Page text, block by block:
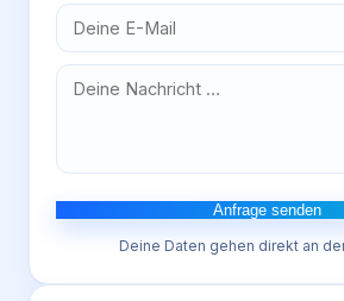
Anfrage senden
Deine Daten gehen direkt an